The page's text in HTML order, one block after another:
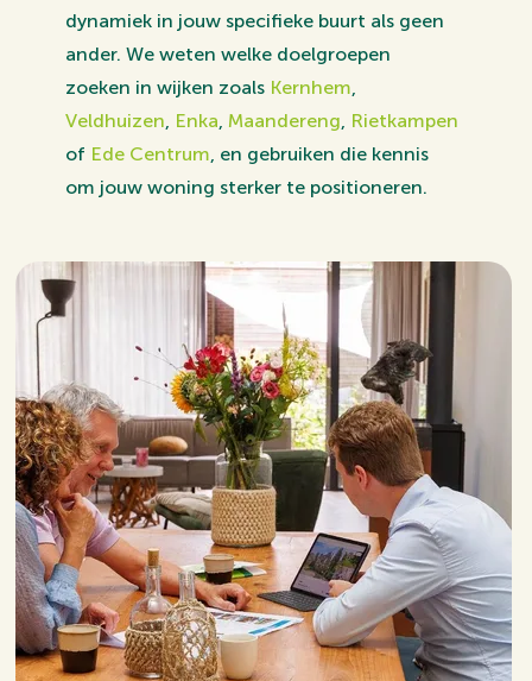
dynamiek in jouw specifieke buurt als geen
ander. We weten welke doelgroepen
zoeken in wijken zoals Kernhem,
Veldhuizen, Enka, Maandereng, Rietkampen
of Ede Centrum, en gebruiken die kennis
om jouw woning sterker te positioneren.